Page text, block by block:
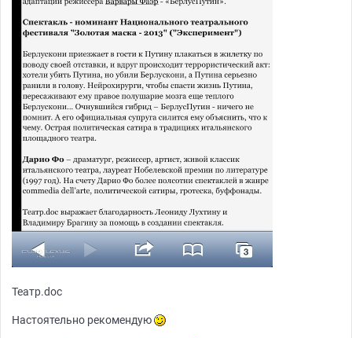
Театр.doc
Настоятельно рекомендую